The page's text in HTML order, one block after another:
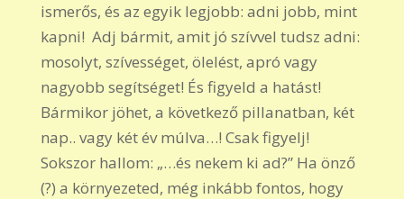
ismerős, és az egyik legjobb: adni jobb, mint
kapni! Adj bármit, amit jó szívvel tudsz adni:
mosolyt, szívességet, ölelést, apró vagy
nagyobb segítséget! És figyeld a hatást!
Bármikor jöhet, a következő pillanatban, két
nap.. vagy két év múlva…! Csak figyelj!
Sokszor hallom: „…és nekem ki ad?” Ha önző
(?) a környezeted, még inkább fontos, hogy